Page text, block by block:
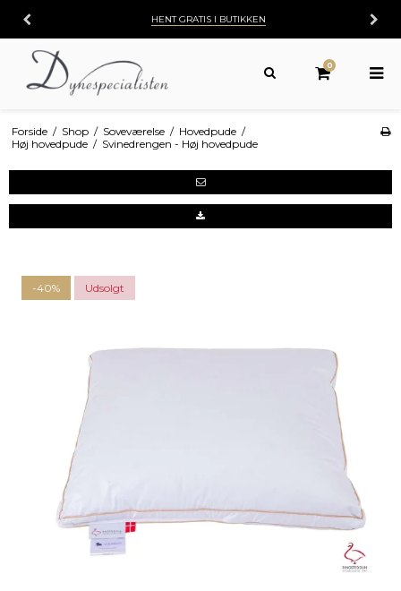
HENT GRATIS I BUTIKKEN
0
Forside / Shop / Soveværelse / Hovedpude /
Høj hovedpude / Svinedrengen - Høj hovedpude
-40% Udsolgt